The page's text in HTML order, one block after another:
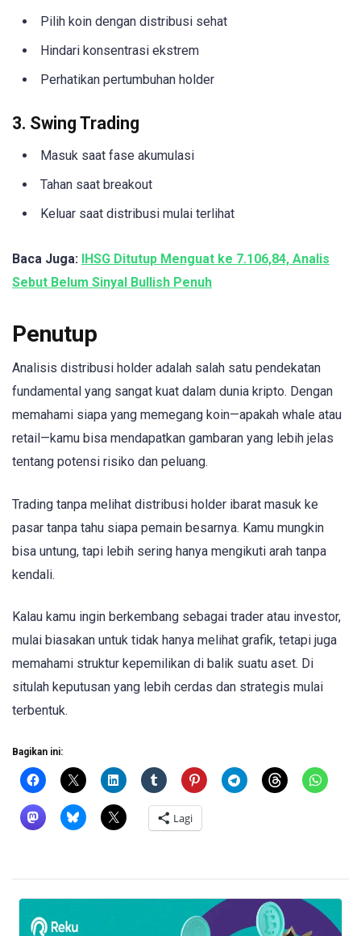
Pilih koin dengan distribusi sehat
Hindari konsentrasi ekstrem
Perhatikan pertumbuhan holder
3. Swing Trading
Masuk saat fase akumulasi
Tahan saat breakout
Keluar saat distribusi mulai terlihat
Baca Juga: IHSG Ditutup Menguat ke 7.106,84, Analis
Sebut Belum Sinyal Bullish Penuh
Penutup
Analisis distribusi holder adalah salah satu pendekatan
fundamental yang sangat kuat dalam dunia kripto. Dengan
memahami siapa yang memegang koin—apakah whale atau
retail—kamu bisa mendapatkan gambaran yang lebih jelas
tentang potensi risiko dan peluang.
Trading tanpa melihat distribusi holder ibarat masuk ke
pasar tanpa tahu siapa pemain besarnya. Kamu mungkin
bisa untung, tapi lebih sering hanya mengikuti arah tanpa
kendali.
Kalau kamu ingin berkembang sebagai trader atau investor,
mulai biasakan untuk tidak hanya melihat grafik, tetapi juga
memahami struktur kepemilikan di balik suatu aset. Di
situlah keputusan yang lebih cerdas dan strategis mulai
terbentuk.
Bagikan ini:
Lagi